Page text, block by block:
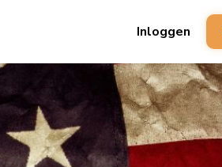
Inloggen